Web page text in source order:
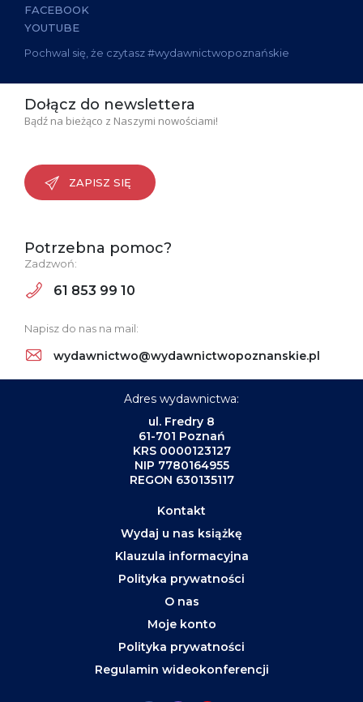
FACEBOOK
YOUTUBE
Pochwal się, że czytasz #wydawnictwopoznańskie
Dołącz do newslettera
Bądź na bieżąco z Naszymi nowościami!
ZAPISZ SIĘ
Potrzebna pomoc?
Zadzwoń:
61 853 99 10
Napisz do nas na mail:
wydawnictwo@wydawnictwopoznanskie.pl
Adres wydawnictwa:
ul. Fredry 8
61-701 Poznań
KRS 0000123127
NIP 7780164955
REGON 630135117
Kontakt
Wydaj u nas książkę
Klauzula informacyjna
Polityka prywatności
O nas
Moje konto
Polityka prywatności
Regulamin wideokonferencji